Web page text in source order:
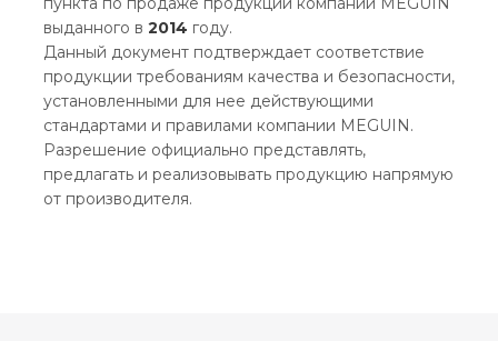
выданного в 2014 году.
Данный документ подтверждает соответствие
продукции требованиям качества и безопасности,
установленными для нее действующими
стандартами и правилами компании MEGUIN.
Разрешение официально представлять,
предлагать и реализовывать продукцию напрямую
от производителя.